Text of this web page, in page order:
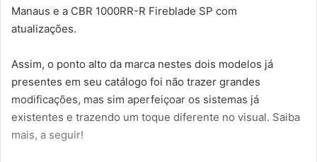
Manaus e a CBR 1000RR-R Fireblade SP com
atualizações.
Assim, o ponto alto da marca nestes dois modelos já
presentes em seu catálogo foi não trazer grandes
modificações, mas sim aperfeiçoar os sistemas já
existentes e trazendo um toque diferente no visual. Saiba
mais, a seguir!